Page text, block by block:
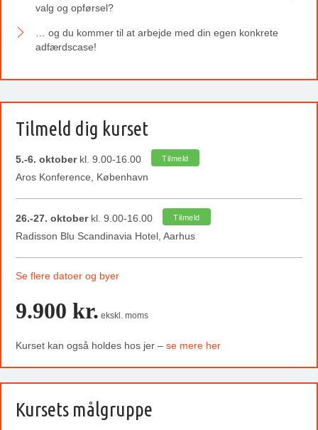
valg og opførsel?
… og du kommer til at arbejde med din egen konkrete
adfærdscase!
Tilmeld dig kurset
5.-6. oktoberkl. 9.00-16.00 Tilmeld
Aros Konference, København
26.-27. oktoberkl. 9.00-16.00 Tilmeld
Radisson Blu Scandinavia Hotel, Aarhus
Se flere datoer og byer
9.900 kr. ekskl. moms
Kurset kan også holdes hos jer – se mere her
Kursets målgruppe